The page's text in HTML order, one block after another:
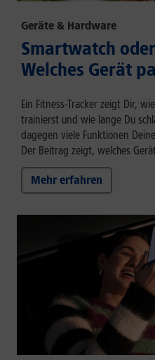
Geräte & Hardware
Smartwatch
Welches Gerät
Ein Fitness-Tracker zeigt Dir,
trainierst und wie lange Du
dagegen viele Funktionen
Der Beitrag zeigt, welches
Mehr erfahren